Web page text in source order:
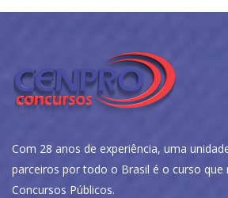
Com 28 anos de experiência, uma
parceiros por todo o Brasil é o curso que
Concursos Públicos.